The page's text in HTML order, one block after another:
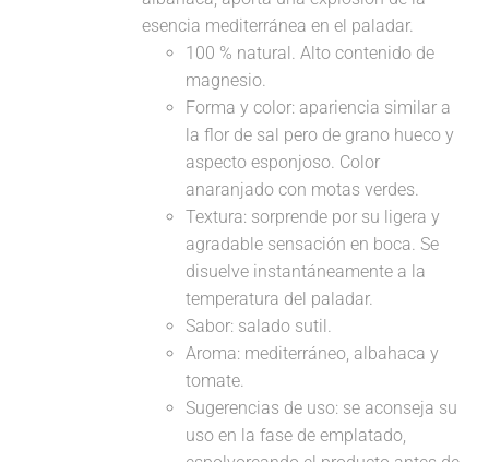
esencia mediterránea en el paladar.
100 % natural. Alto contenido de
magnesio.
Forma y color: apariencia similar a
la flor de sal pero de grano hueco y
aspecto esponjoso. Color
anaranjado con motas verdes.
Textura: sorprende por su ligera y
agradable sensación en boca. Se
disuelve instantáneamente a la
temperatura del paladar.
Sabor: salado sutil.
Aroma: mediterráneo, albahaca y
tomate.
Sugerencias de uso: se aconseja su
uso en la fase de emplatado,